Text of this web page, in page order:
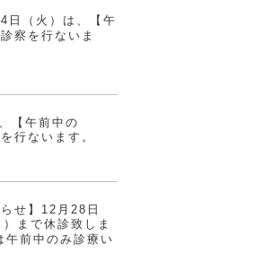
日（火）は、【午
察を行ないま
【午前中の
行ないます。
せ】12月28日
まで休診致しま
前中のみ診療い